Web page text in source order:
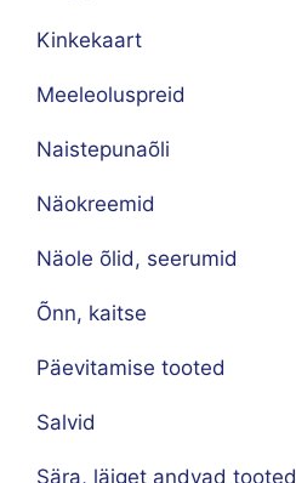
Kinkekaart
Meeleoluspreid
Naistepunaõli
Näokreemid
Näole õlid, seerumid
Õnn, kaitse
Päevitamise tooted
Salvid
Sära, läiget andvad tooted